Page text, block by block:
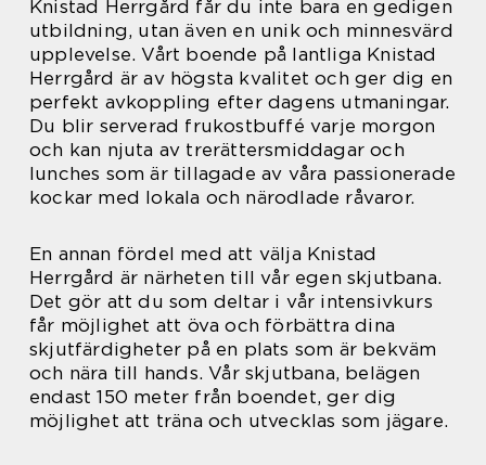
Knistad Herrgård får du inte bara en gedigen
utbildning, utan även en unik och minnesvärd
upplevelse. Vårt boende på lantliga Knistad
Herrgård är av högsta kvalitet och ger dig en
perfekt avkoppling efter dagens utmaningar.
Du blir serverad frukostbuffé varje morgon
och kan njuta av trerättersmiddagar och
lunches som är tillagade av våra passionerade
kockar med lokala och närodlade råvaror.
En annan fördel med att välja Knistad
Herrgård är närheten till vår egen skjutbana.
Det gör att du som deltar i vår intensivkurs
får möjlighet att öva och förbättra dina
skjutfärdigheter på en plats som är bekväm
och nära till hands. Vår skjutbana, belägen
endast 150 meter från boendet, ger dig
möjlighet att träna och utvecklas som jägare.